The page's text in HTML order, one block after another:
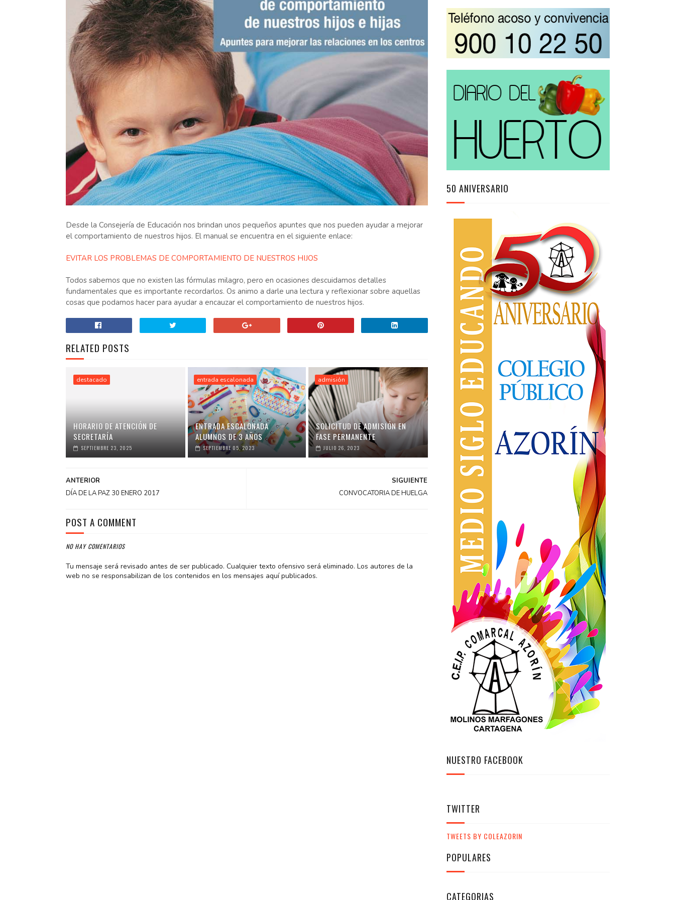
Desde la Consejería de Educación nos brindan unos pequeños apuntes que nos pueden ayudar a mejorar
el comportamiento de nuestros hijos. El manual se encuentra en el siguiente enlace:
EVITAR LOS PROBLEMAS DE COMPORTAMIENTO DE NUESTROS HIJOS
Todos sabemos que no existen las fórmulas milagro, pero en ocasiones descuidamos detalles
fundamentales que es importante recordarlos. Os animo a darle una lectura y reflexionar sobre aquellas
cosas que podamos hacer para ayudar a encauzar el comportamiento de nuestros hijos.
RELATED POSTS
destacado
HORARIO DE ATENCIÓN DE
SECRETARÍA
SEPTIEMBRE 23, 2025
entrada escalonada
ENTRADA ESCALONADA
ALUMNOS DE 3 AÑOS
SEPTIEMBRE 05, 2023
admisión
SOLICITUD DE ADMISIÓN EN
FASE PERMANENTE
JULIO 26, 2023
SIGUIENTE
CONVOCATORIA DE HUELGA
ANTERIOR
DÍA DE LA PAZ 30 ENERO 2017
POST A COMMENT
NO HAY COMENTARIOS
Tu mensaje será revisado antes de ser publicado. Cualquier texto ofensivo será eliminado. Los autores de la
web no se responsabilizan de los contenidos en los mensajes aquí publicados.
50 ANIVERSARIO
NUESTRO FACEBOOK
TWITTER
TWEETS BY COLEAZORIN
POPULARES
CATEGORIAS